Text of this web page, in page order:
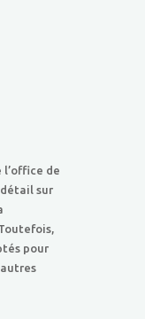
l’office de
sur
pour